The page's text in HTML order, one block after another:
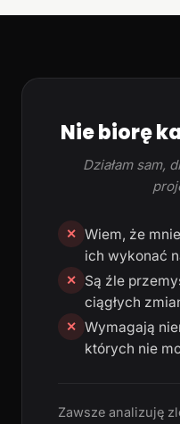
Nie biorę
Działam sam,
✕ Wiem, że
ich wykonać
✕
Są źle
ciągłych
✕ Wymagają
których nie
Zawsze analizuję